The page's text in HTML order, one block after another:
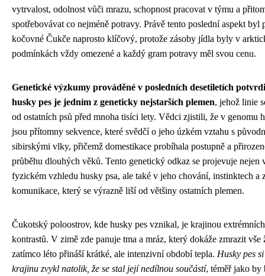
vytrvalost, odolnost vůči mrazu, schopnost pracovat v týmu a
spotřebovávat co nejméně potravy. Právě tento poslední aspekt byl
kočovné Čukče naprosto klíčový, protože zásoby jídla byly v
podmínkách vždy omezené a každý gram potravy měl svou cenu.
Genetické výzkumy prováděné v posledních desetiletích
husky pes je jedním z geneticky nejstarších plemen, jehož linie
od ostatních psů před mnoha tisíci lety. Vědci zjistili, že v genomu
jsou přítomny sekvence, které svědčí o jeho úzkém vztahu s
sibirskými vlky, přičemž domestikace probíhala postupně a
průběhu dlouhých věků. Tento genetický odkaz se projevuje nejen
fyzickém vzhledu husky psa, ale také v jeho chování, instinktech a
komunikace, který se výrazně liší od většiny ostatních plemen.
Čukotský poloostrov, kde husky pes vznikal, je krajinou extrémních
kontrastů. V zimě zde panuje tma a mráz, který dokáže zmrazit vše
zatímco léto přináší krátké, ale intenzivní období tepla. Husky pes
krajinu zvykl natolik, že se stal její nedílnou součástí, téměř jako by